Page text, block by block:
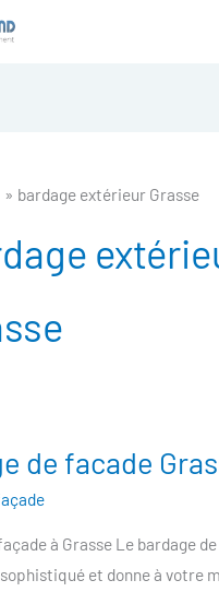
bardage extérieur Grasse
de facade
à Grasse Le bardage
et donne à votre